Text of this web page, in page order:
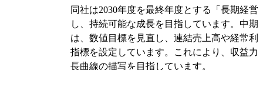
金属加工事業では、精密切削加工部品や自動
部品を製造しています。株式会社大川電機製
士プレスなどが主要な製造子会社であり、国
得ています。これらの製品は、スマートフォ
同社は2030年度を最終年度とする「長期経営
し、持続可能な成長を目指しています。中期
は、数値目標を見直し、連結売上高や経常利
指標を設定しています。これにより、収益力
長曲線の描写を目指しています。